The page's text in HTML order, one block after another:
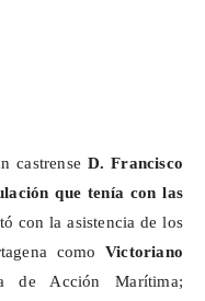
castrense D. Francisco
que tenía con las
con la asistencia de los
como Victoriano
de Acción Marítima;